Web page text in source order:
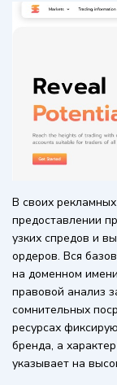
В своих
предоставлении
узких спредов и
ордеров. Вся
на доменном
правовой анализ
сомнительных
ресурсах
бренда, а
указывает на